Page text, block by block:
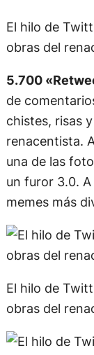
El hilo de
obras del
5.700
de
chistes, risas
renacentista.
una de las
un furor 3.0.
memes más
El hilo de
obras del